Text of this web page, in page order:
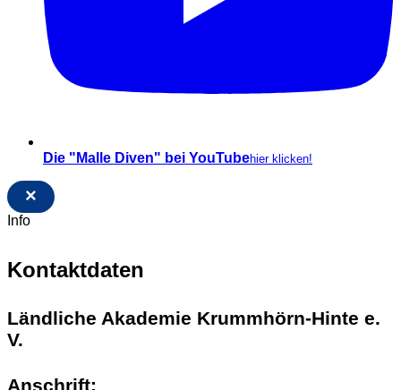
Die "Malle Diven" bei YouTubehier klicken!
×
Info
Kontaktdaten
Ländliche Akademie Krummhörn-Hinte e.
V.
Anschrift: